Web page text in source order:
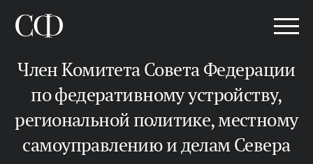
Член Комитета Совета Федерации
по федеративному устройству,
региональной политике, местному
самоуправлению и делам Севера